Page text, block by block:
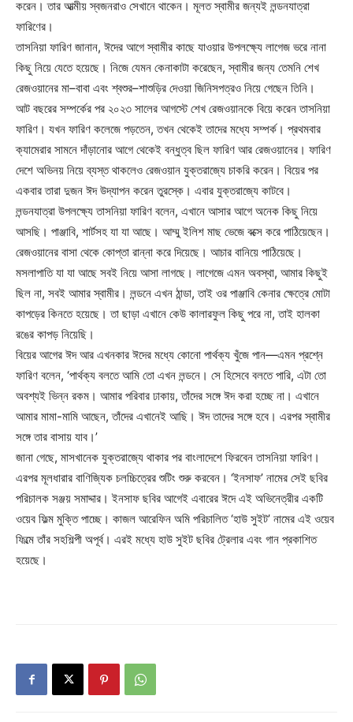
করেন। তার আত্মীয় স্বজনরাও সেখানে থাকেন। মূলত স্বামীর জন্যই লন্ডনযাত্রা
ফারিণের।
তাসনিয়া ফারিণ জানান, ঈদের আগে স্বামীর কাছে যাওয়ার উপলক্ষ্যে লাগেজ ভরে নানা
কিছু নিয়ে যেতে হয়েছে। নিজে যেমন কেনাকাটা করেছেন, স্বামীর জন্য তেমনি শেখ
রেজওয়ানের মা–বাবা এবং শ্বশুর–শাশুড়ির দেওয়া জিনিসপত্রও নিয়ে গেছেন তিনি।
আট বছরের সম্পর্কের পর ২০২৩ সালের আগস্টে শেখ রেজওয়ানকে বিয়ে করেন তাসনিয়া
ফারিণ। যখন ফারিণ কলেজে পড়তেন, তখন থেকেই তাদের মধ্যে সম্পর্ক। প্রথমবার
ক্যামেরার সামনে দাঁড়ানোর আগে থেকেই বন্ধুত্ব ছিল ফারিণ আর রেজওয়ানের। ফারিণ
দেশে অভিনয় নিয়ে ব্যস্ত থাকলেও রেজওয়ান যুক্তরাজ্যে চাকরি করেন। বিয়ের পর
একবার তারা দুজন ঈদ উদ্‌যাপন করেন তুরস্কে। এবার যুক্তরাজ্যে কাটবে।
লন্ডনযাত্রা উপলক্ষ্যে তাসনিয়া ফারিণ বলেন, এখানে আসার আগে অনেক কিছু নিয়ে
আসছি। পাঞ্জাবি, শার্টসহ যা যা আছে। আম্মু ইলিশ মাছ ভেজে বক্সে করে পাঠিয়েছেন।
রেজওয়ানের বাসা থেকে কোপ্তা রান্না করে দিয়েছে। আচার বানিয়ে পাঠিয়েছে।
মসলাপাতি যা যা আছে সবই নিয়ে আসা লাগছে। লাগেজে এমন অবস্থা, আমার কিছুই
ছিল না, সবই আমার স্বামীর। লন্ডনে এখন ঠান্ডা, তাই ওর পাঞ্জাবি কেনার ক্ষেত্রে মোটা
কাপড়ের কিনতে হয়েছে। তা ছাড়া এখানে কেউ কালারফুল কিছু পরে না, তাই হালকা
রঙের কাপড় নিয়েছি।
বিয়ের আগের ঈদ আর এখনকার ঈদের মধ্যে কোনো পার্থক্য খুঁজে পান—এমন প্রশ্নে
ফারিণ বলেন, ‘পার্থক্য বলতে আমি তো এখন লন্ডনে। সে হিসেবে বলতে পারি, এটা তো
অবশ্যই ভিন্ন রকম। আমার পরিবার ঢাকায়, তাঁদের সঙ্গে ঈদ করা হচ্ছে না। এখানে
আমার মামা-মামি আছেন, তাঁদের এখানেই আছি। ঈদ তাদের সঙ্গে হবে। এরপর স্বামীর
সঙ্গে তার বাসায় যাব।’
জানা গেছে, মাসখানেক যুক্তরাজ্যে থাকার পর বাংলাদেশে ফিরবেন তাসনিয়া ফারিণ।
এরপর মূলধারার বাণিজ্যিক চলচ্চিত্রের শুটিং শুরু করবেন। ‘ইনসাফ’ নামের সেই ছবির
পরিচালক সঞ্জয় সমাদ্দার। ইনসাফ ছবির আগেই এবারের ঈদে এই অভিনেত্রীর একটি
ওয়েব ফিল্ম মুক্তি পাচ্ছে। কাজল আরেফিন অমি পরিচালিত ‘হাউ সুইট’ নামের এই ওয়েব
ফিল্মে তাঁর সহশিল্পী অপূর্ব। এরই মধ্যে হাউ সুইট ছবির ট্রেলার এবং গান প্রকাশিত
হয়েছে।